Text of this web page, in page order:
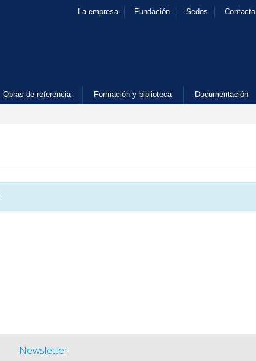
La empresa Fundación Sedes Contacto
Obras de referencia Formación y biblioteca Documentación
Newsletter